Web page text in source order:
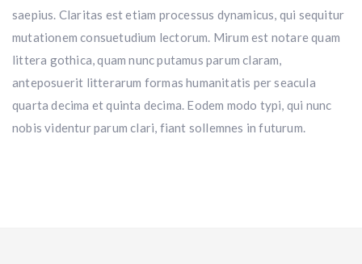
saepius. Claritas est etiam processus dynamicus, qui sequitur
mutationem consuetudium lectorum. Mirum est notare quam
littera gothica, quam nunc putamus parum claram,
anteposuerit litterarum formas humanitatis per seacula
quarta decima et quinta decima. Eodem modo typi, qui nunc
nobis videntur parum clari, fiant sollemnes in futurum.